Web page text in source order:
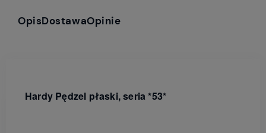
OpisDostawaOpinie
Hardy Pędzel płaski, seria *53*